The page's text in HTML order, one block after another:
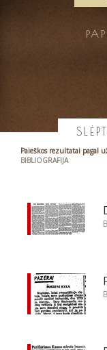
Paieškos rezultatai pagal
BIBLIOGRAFIJA